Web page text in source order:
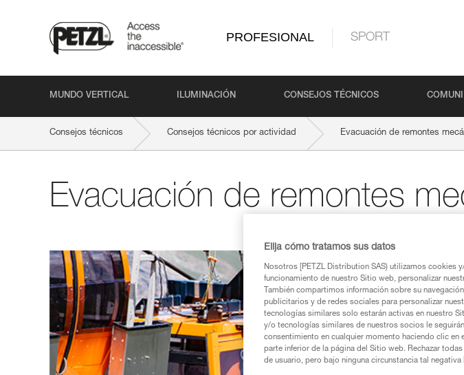
PROFESIONAL SPORT
MUNDO VERTICAL ILUMINACIÓN CONSEJOS TÉCNICOS
Consejos técnicos Consejos técnicos por actividad Evacuación de remontes
Evacuación de remontes
Elija cómo tratamos sus datos
Nosotros [PETZL Distribution SAS) utilizamos cookies
funcionamiento de nuestro Sitio web, personalizar
También compartimos información sobre su
publicitarios y de redes sociales para personalizar
tecnologías similares solo estarán activas en nuestro
y/o tecnologías similares de nuestros socios le
consentimiento en cualquier momento haciendo clic
parte inferior de la página del Sitio web. Rechazar
de usuario, pero bajo ninguna circunstancia tal